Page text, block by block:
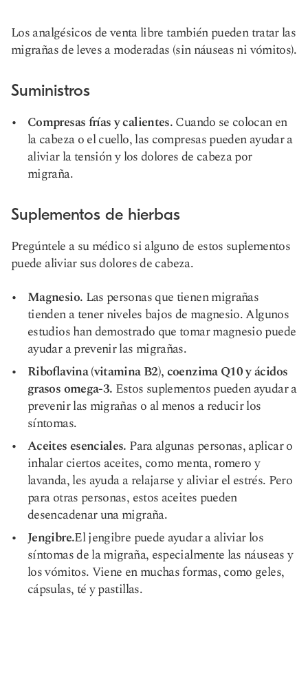
Los analgésicos de venta libre también pueden tratar las
migrañas de leves a moderadas (sin náuseas ni vómitos).
Suministros
Compresas frías y calientes.Cuando se colocan en
la cabeza o el cuello, las compresas pueden ayudar a
aliviar la tensión y los dolores de cabeza por
migraña.
Suplementos de hierbas
Pregúntele a su médico si alguno de estos suplementos
puede aliviar sus dolores de cabeza.
Magnesio. Las personas que tienen migrañas
tienden a tener niveles bajos de magnesio. Algunos
estudios han demostrado que tomar magnesio puede
ayudar a prevenir las migrañas.
Riboflavina (vitamina B2), coenzima Q10 y ácidos
grasos omega-3. Estos suplementos pueden ayudar a
prevenir las migrañas o al menos a reducir los
síntomas.
Aceites esenciales. Para algunas personas, aplicar o
inhalar ciertos aceites, como menta, romero y
lavanda, les ayuda a relajarse y aliviar el estrés. Pero
para otras personas, estos aceites pueden
desencadenar una migraña.
Jengibre.El jengibre puede ayudar a aliviar los
síntomas de la migraña, especialmente las náuseas y
los vómitos. Viene en muchas formas, como geles,
cápsulas, té y pastillas.